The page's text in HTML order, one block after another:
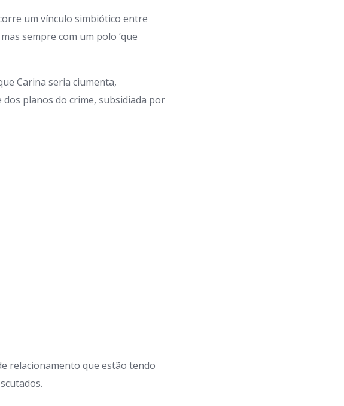
um vínculo simbiótico entre
sempre com um polo ‘que
Carina seria ciumenta,
planos do crime, subsidiada por
relacionamento que estão tendo